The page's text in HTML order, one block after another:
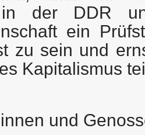
in der DDR
ein
zu sein und
Kapitalismus
und